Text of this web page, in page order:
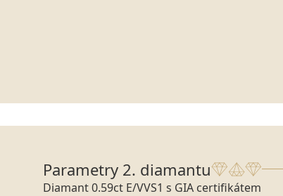
Parametry 2. diamantu
Diamant 0.59ct E/VVS1 s GIA certifikátem